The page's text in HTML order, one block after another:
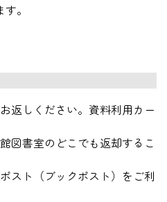
。
返しください。資料利用カー
図書室のどこでも返却するこ
スト（ブックポスト）をご利